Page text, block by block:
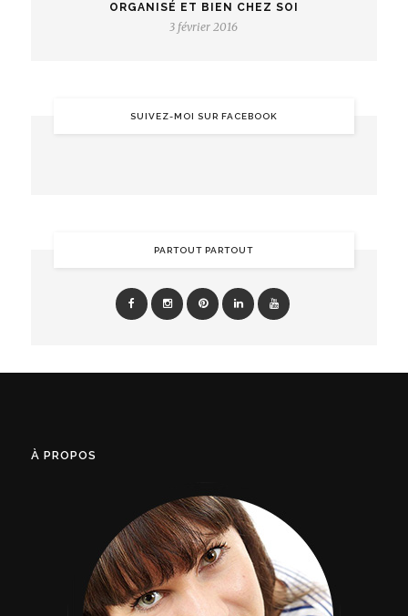
ORGANISÉ ET BIEN CHEZ SOI
3 février 2016
SUIVEZ-MOI SUR FACEBOOK
PARTOUT PARTOUT
À PROPOS